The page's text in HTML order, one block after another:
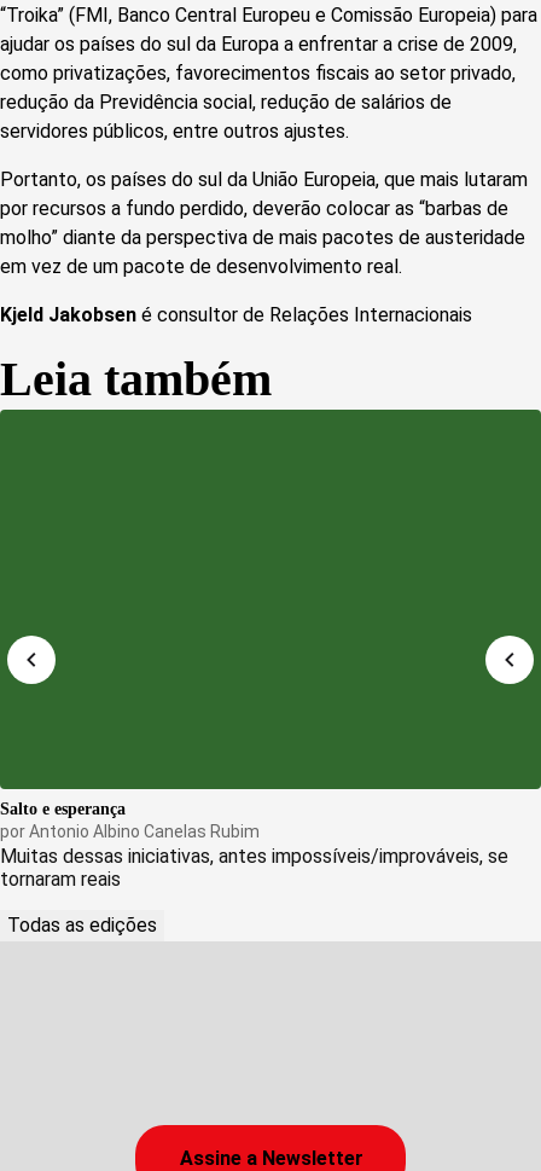
“Troika” (FMI, Banco Central Europeu e Comissão Europeia) para
ajudar os países do sul da Europa a enfrentar a crise de 2009,
como privatizações, favorecimentos fiscais ao setor privado,
redução da Previdência social, redução de salários de
servidores públicos, entre outros ajustes.
Portanto, os países do sul da União Europeia, que mais lutaram
por recursos a fundo perdido, deverão colocar as “barbas de
molho” diante da perspectiva de mais pacotes de austeridade
em vez de um pacote de desenvolvimento real.
Kjeld Jakobsen é consultor de Relações Internacionais
Leia também
Salto e esperança
porAntonio Albino Canelas Rubim
Muitas dessas iniciativas, antes impossíveis/improváveis, se
tornaram reais
Todas as edições
Assine a Newsletter